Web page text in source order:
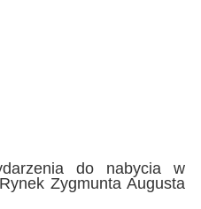
do nabycia w
Zygmunta Augusta